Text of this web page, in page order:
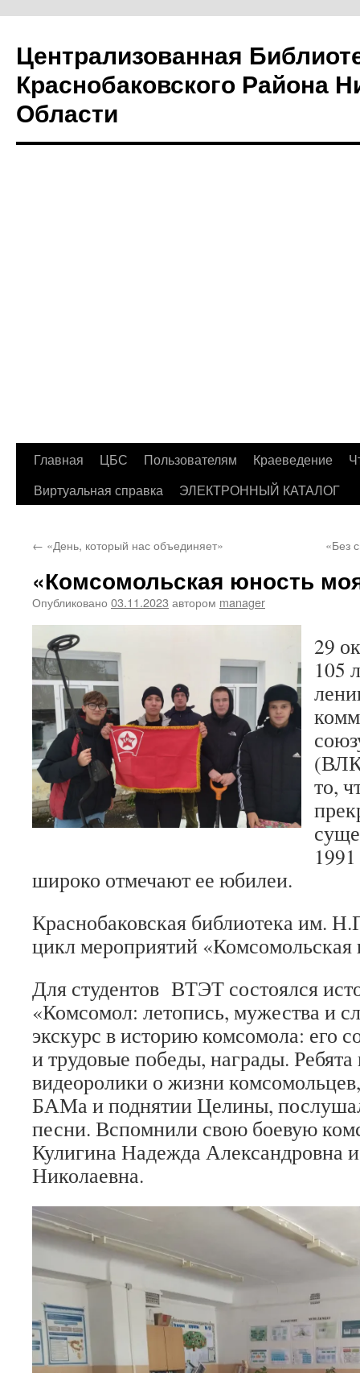
Централизованная
Краснобаковского Района
Области
Перейти
Главная ЦБС Пользователям Краеведение
Виртуальная справка
ЭЛЕКТРОННЫЙ КАТАЛОГ
← «День, который нас объединяет» «Без
«Комсомольская юность
Опубликовано 03.11.2023 автором manager
29
105
то,
широко отмечают ее юбилеи.
Краснобаковская библиотека им.
цикл мероприятий
Для студентов ВТЭТ состоялся
«Комсомол: летопись, мужества и
экскурс в историю комсомола: его
и трудовые победы, награды.
видеоролики о жизни
БАМа и поднятии Целины,
песни. Вспомнили свою боевую
Кулигина Надежда Александровна
Николаевна.